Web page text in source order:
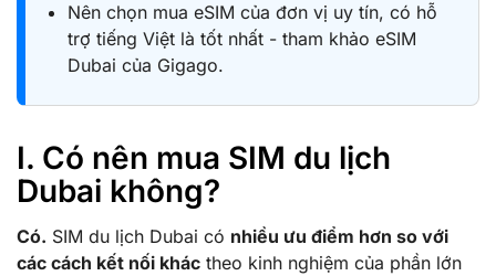
Nên chọn mua eSIM của đơn vị uy tín, có hỗ
trợ tiếng Việt là tốt nhất - tham khảo eSIM
Dubai của Gigago.
I. Có nên mua SIM du lịch
Dubai không?
Có. SIM du lịch Dubai có nhiều ưu điểm hơn so với
các cách kết nối khác theo kinh nghiệm của phần lớn